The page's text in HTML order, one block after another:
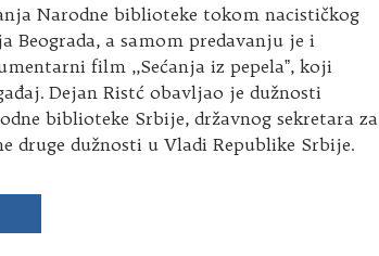
Narodne biblioteke tokom nacističkog
Beograda, a samom predavanju je i
film ,,Sećanja iz pepelaˮ, koji
Dejan Ristć obavljao je dužnosti
biblioteke Srbije, državnog sekretara za
druge dužnosti u Vladi Republike Srbije.